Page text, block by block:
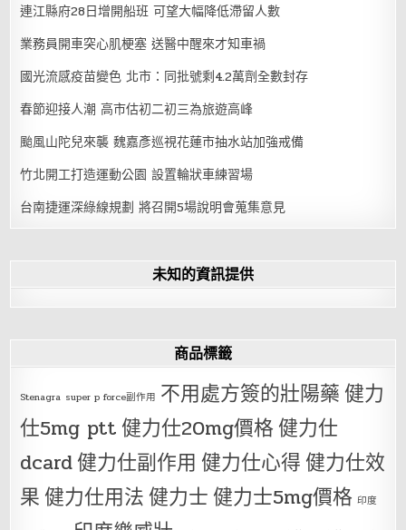
連江縣府28日增開船班 可望大幅降低滯留人數
業務員開車突心肌梗塞 送醫中醒來才知車禍
國光流感疫苗變色 北市：同批號剩4.2萬劑全數封存
春節迎接人潮 高市估初二初三為旅遊高峰
颱風山陀兒來襲 魏嘉彥巡視花蓮市抽水站加強戒備
竹北開工打造運動公園 設置輪狀車練習場
台南捷運深綠線規劃 將召開5場說明會蒐集意見
未知的資訊提供
商品標籤
Stenagra super p force副作用 不用處方簽的壯陽藥健力
仕5mg ptt健力仕20mg價格健力仕
dcard健力仕副作用 健力仕心得健力仕效
果健力仕用法健力士健力士5mg價格 印度